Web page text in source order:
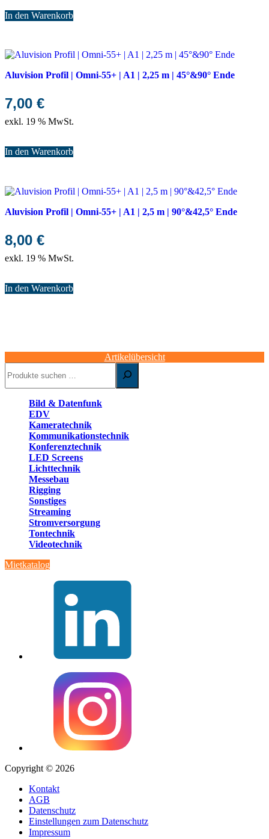
In den Warenkorb
Aluvision Profil | Omni-55+ | A1 | 2,25 m | 45°&90° Ende
7,00 €
exkl. 19 % MwSt.
In den Warenkorb
Aluvision Profil | Omni-55+ | A1 | 2,5 m | 90°&42,5° Ende
8,00 €
exkl. 19 % MwSt.
In den Warenkorb
Artikelübersicht
Bild & Datenfunk
EDV
Kameratechnik
Kommunikationstechnik
Konferenztechnik
LED Screens
Lichttechnik
Messebau
Rigging
Sonstiges
Streaming
Stromversorgung
Tontechnik
Videotechnik
Mietkatalog
Copyright © 2026
Kontakt
AGB
Datenschutz
Einstellungen zum Datenschutz
Impressum